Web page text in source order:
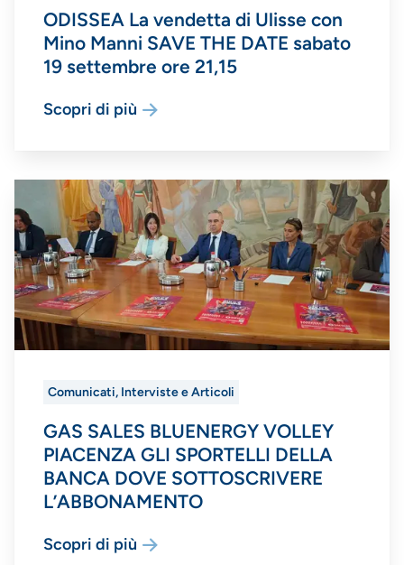
ODISSEA La vendetta di Ulisse con
Mino Manni SAVE THE DATE sabato
19 settembre ore 21,15
Scopri di più
Comunicati, Interviste e Articoli
GAS SALES BLUENERGY VOLLEY
PIACENZA GLI SPORTELLI DELLA
BANCA DOVE SOTTOSCRIVERE
L’ABBONAMENTO
Scopri di più